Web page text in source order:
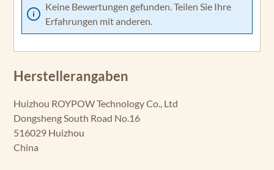
Keine Bewertungen gefunden. Teilen Sie Ihre
Erfahrungen mit anderen.
Herstellerangaben
Huizhou ROYPOW Technology Co., Ltd
Dongsheng South Road No.16
516029 Huizhou
China